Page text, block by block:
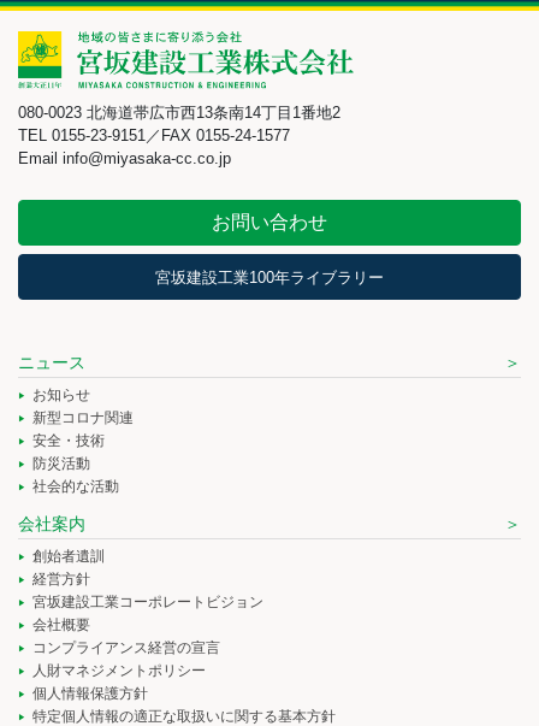
080-0023 北海道帯広市西13条南14丁目1番地2
TEL 0155-23-9151／FAX 0155-24-1577
Email info@miyasaka-cc.co.jp
お問い合わせ
宮坂建設工業100年ライブラリー
ニュース
お知らせ
新型コロナ関連
安全・技術
防災活動
社会的な活動
会社案内
創始者遺訓
経営方針
宮坂建設工業コーポレートビジョン
会社概要
コンプライアンス経営の宣言
人財マネジメントポリシー
個人情報保護方針
特定個人情報の適正な取扱いに関する基本方針